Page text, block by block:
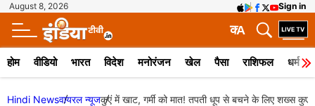
August 8, 2026 Sign in
A
क
होम वीडियो भारत विदेश मनोरंजन खेल पैसा राशिफल धर्म
Hindi Newsवायरल न्‍यूजकुएं में खाट, गर्मी को मात! तपती धूप से बचने के लिए शख्स